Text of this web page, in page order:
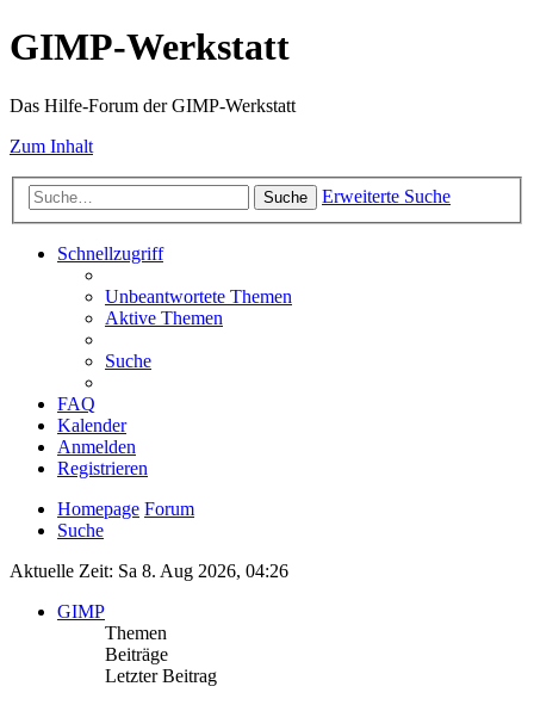
GIMP-Werkstatt
Das Hilfe-Forum der GIMP-Werkstatt
Zum Inhalt
Suche Erweiterte Suche
Schnellzugriff
Unbeantwortete Themen
Aktive Themen
Suche
FAQ
Kalender
Anmelden
Registrieren
Homepage Forum
Suche
Aktuelle Zeit: Sa 8. Aug 2026, 04:26
GIMP
Themen
Beiträge
Letzter Beitrag